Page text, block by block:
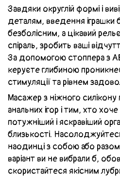
Завдяки округлій формі і
деталям, введення іграшки
безболісним, а цікавий
спіраль, зробить ваші
За допомогою стоппера з
керуєте глибиною
стимуляції та рівнем
Масажер з ніжного
анальних ігор і тим, хто
потужніший і яскравіший
близькості.
наодинці з собою або
варіант ви не вибрали б,
скористайтеся якісним